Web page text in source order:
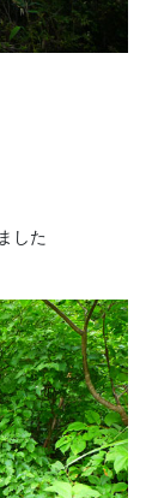
した